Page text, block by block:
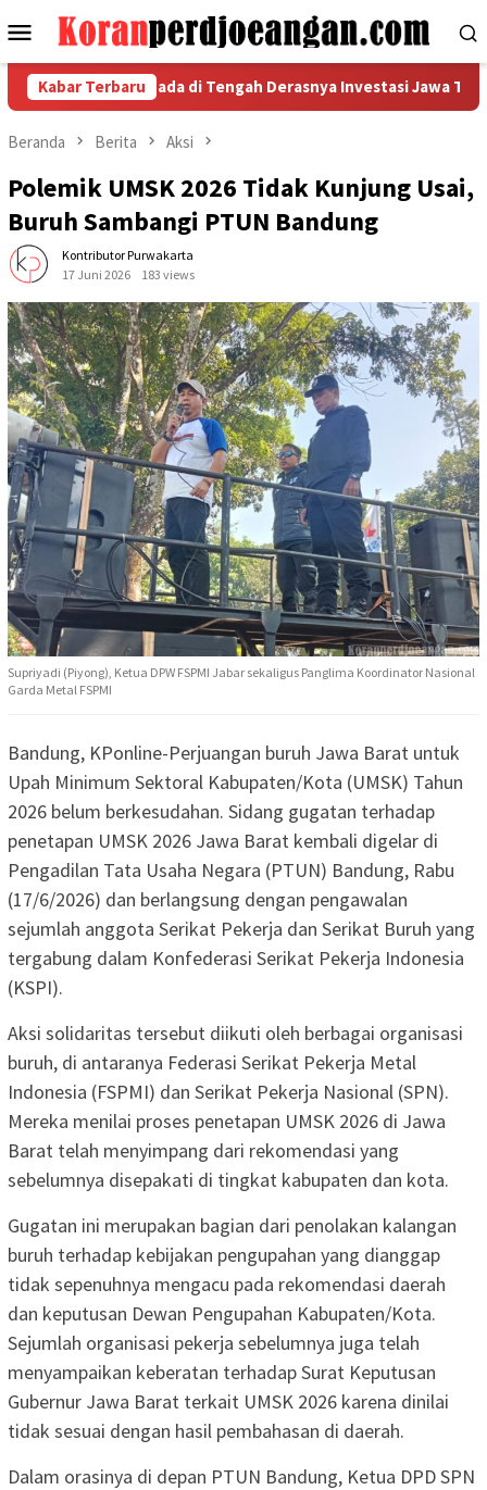
ke
Menu
Mobile
Kabar Terbaru
Waspada di Tengah Derasnya Investasi Jawa Tengah
Beranda Berita Aksi
Polemik UMSK 2026 Tidak Kunjung Usai,
Buruh Sambangi PTUN Bandung
Kontributor Purwakarta
17 Juni 2026
183 views
Supriyadi (Piyong), Ketua DPW FSPMI Jabar sekaligus Panglima Koordinator Nasional
Garda Metal FSPMI
Bandung, KPonline-Perjuangan buruh Jawa Barat untuk
Upah Minimum Sektoral Kabupaten/Kota (UMSK) Tahun
2026 belum berkesudahan. Sidang gugatan terhadap
penetapan UMSK 2026 Jawa Barat kembali digelar di
Pengadilan Tata Usaha Negara (PTUN) Bandung, Rabu
(17/6/2026) dan berlangsung dengan pengawalan
sejumlah anggota Serikat Pekerja dan Serikat Buruh yang
tergabung dalam Konfederasi Serikat Pekerja Indonesia
(KSPI).
Aksi solidaritas tersebut diikuti oleh berbagai organisasi
buruh, di antaranya Federasi Serikat Pekerja Metal
Indonesia (FSPMI) dan Serikat Pekerja Nasional (SPN).
Mereka menilai proses penetapan UMSK 2026 di Jawa
Barat telah menyimpang dari rekomendasi yang
sebelumnya disepakati di tingkat kabupaten dan kota.
Gugatan ini merupakan bagian dari penolakan kalangan
buruh terhadap kebijakan pengupahan yang dianggap
tidak sepenuhnya mengacu pada rekomendasi daerah
dan keputusan Dewan Pengupahan Kabupaten/Kota.
Sejumlah organisasi pekerja sebelumnya juga telah
menyampaikan keberatan terhadap Surat Keputusan
Gubernur Jawa Barat terkait UMSK 2026 karena dinilai
tidak sesuai dengan hasil pembahasan di daerah.
Dalam orasinya di depan PTUN Bandung, Ketua DPD SPN